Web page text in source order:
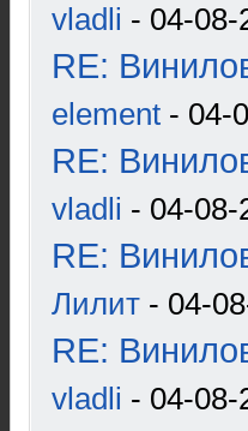
vladli - 04-08-
RE:
element - 04-
RE:
vladli - 04-08-
RE:
Лилит - 04-
RE:
vladli - 04-08-